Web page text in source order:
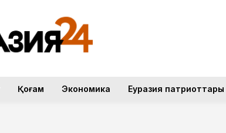
Қоғам Экономика Еуразия патриоттары